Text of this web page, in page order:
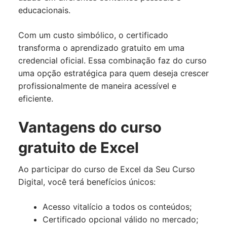
educacionais.
Com um custo simbólico, o certificado
transforma o aprendizado gratuito em uma
credencial oficial. Essa combinação faz do curso
uma opção estratégica para quem deseja crescer
profissionalmente de maneira acessível e
eficiente.
Vantagens do curso
gratuito de Excel
Ao participar do curso de Excel da Seu Curso
Digital, você terá benefícios únicos:
Acesso vitalício a todos os conteúdos;
Certificado opcional válido no mercado;